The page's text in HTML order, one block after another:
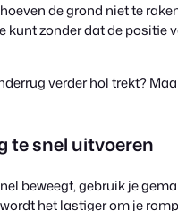
de grond niet te
kunt zonder dat de positie
verder hol trekt?
te snel uitvoeren
beweegt, gebruik je
het lastiger om je